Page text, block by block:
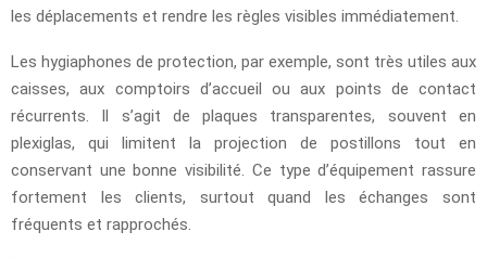
les déplacements et rendre les règles visibles immédiatement.
Les hygiaphones de protection, par exemple, sont très utiles aux
caisses, aux comptoirs d’accueil ou aux points de contact
récurrents. Il s’agit de plaques transparentes, souvent en
plexiglas, qui limitent la projection de postillons tout en
conservant une bonne visibilité. Ce type d’équipement rassure
fortement les clients, surtout quand les échanges sont
fréquents et rapprochés.